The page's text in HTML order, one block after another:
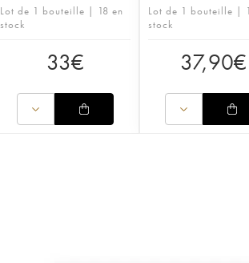
Lot de 1 bouteille | 18 en
stock
33€
Lot de 1 bouteille |
stock
37,90€